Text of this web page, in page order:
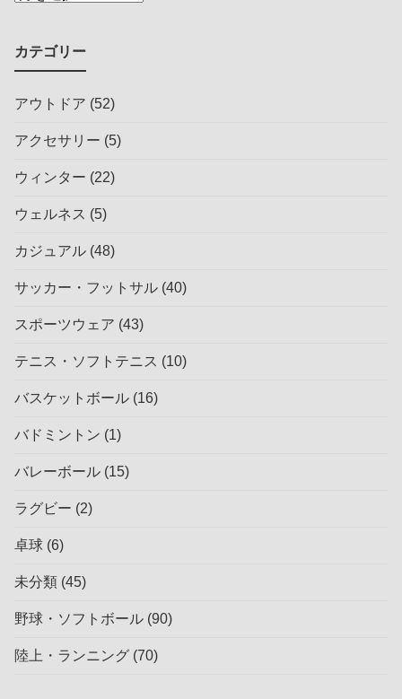
カテゴリー
アウトドア (52)
アクセサリー (5)
ウィンター (22)
ウェルネス (5)
カジュアル (48)
サッカー・フットサル (40)
スポーツウェア (43)
テニス・ソフトテニス (10)
バスケットボール (16)
バドミントン (1)
バレーボール (15)
ラグビー (2)
卓球 (6)
未分類 (45)
野球・ソフトボール (90)
陸上・ランニング (70)